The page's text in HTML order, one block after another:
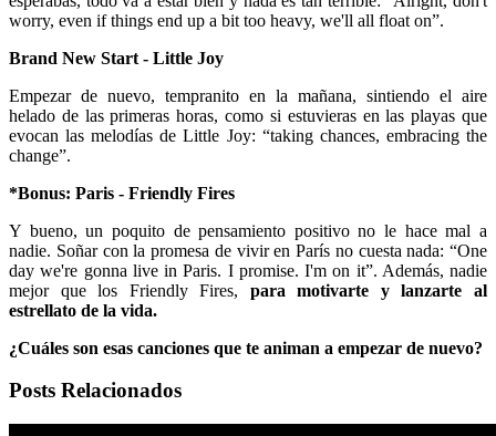
worry, even if things end up a bit too heavy, we'll all float on”.
Brand New Start - Little Joy
Empezar de nuevo, tempranito en la mañana, sintiendo el aire
helado de las primeras horas, como si estuvieras en las playas que
evocan las melodías de Little Joy: “taking chances, embracing the
change”.
*Bonus: Paris - Friendly Fires
Y bueno, un poquito de pensamiento positivo no le hace mal a
nadie. Soñar con la promesa de vivir en París no cuesta nada: “One
day we're gonna live in Paris. I promise. I'm on it”. Además, nadie
mejor que los Friendly Fires, para motivarte y lanzarte al
estrellato de la vida.
¿Cuáles son esas canciones que te animan a empezar de nuevo?
Posts Relacionados